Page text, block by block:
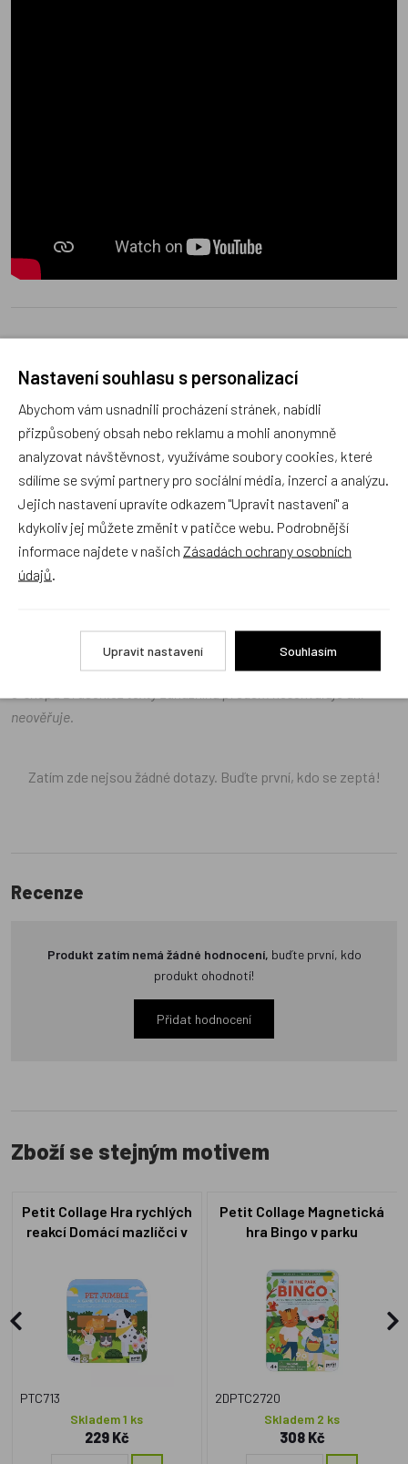
Poradna
Náš sortiment dokonale známe a rádi Vám poradíme
s výběrem (Po–Pá, 10–17 hod).
Jsme tu vždy rádi pro Vás! Váš rodinný obchod
Dráček.cz
Recenze v detailu produktu a texty od zákazníků v poradně
odrážejí výhradně názory a stanoviska zákazníků. Provozovatel
neověřuje.
Zatím zde nejsou žádné dotazy. Buďte první, kdo se zeptá!
Recenze
Produkt zatím nemá žádné hodnocení, buďte první, kdo
produkt ohodnotí!
Přidat hodnocení
Zboží se stejným motivem
Petit Collage Hra rychlých
reakcí Domácí mazlíčci v
PTC713
Skladem 1 ks
229 Kč
Petit Collage Magnetická
hra Bingo v parku
2DPTC2720
Skladem 2 ks
308 Kč
Nastavení souhlasu s personalizací
Abychom vám usnadnili procházení stránek, nabídli
přizpůsobený obsah nebo reklamu a mohli anonymně
analyzovat návštěvnost, využíváme soubory cookies, které
sdílíme se svými partnery pro sociální média, inzerci a analýzu.
Jejich nastavení upravíte odkazem "Upravit nastavení" a
kdykoliv jej můžete změnit v patičce webu. Podrobnější
informace najdete v našich Zásadách ochrany osobních
údajů
Upravit nastavení Souhlasím